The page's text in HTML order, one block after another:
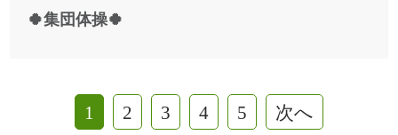
🍀集団体操🍀
1 2 3 4 5 次へ